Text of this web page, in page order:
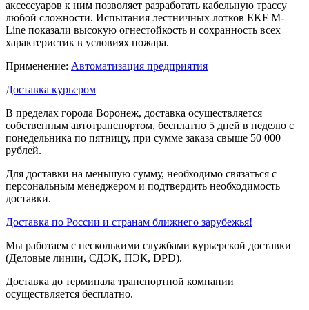
аксессуаров к ним позволяет разработать кабельную трассу
любой сложности. Испытания лестничных лотков EKF М-
Line показали высокую огнестойкость и сохранность всех
характеристик в условиях пожара.
Применение: Автоматизация предприятия
Доставка курьером
В пределах города Воронеж, доставка осуществляется
собственным автотранспортом, бесплатно 5 дней в неделю с
понедельника по пятницу, при сумме заказа свыше 50 000
рублей.
Для доставки на меньшую сумму, необходимо связаться с
персональным менеджером и подтвердить необходимость
доставки.
Доставка по России и странам ближнего зарубежья!
Мы работаем с несколькими службами курьерской доставки
(Деловые линии, СДЭК, ПЭК, DPD).
Доставка до терминала транспортной компании
осуществляется бесплатно.